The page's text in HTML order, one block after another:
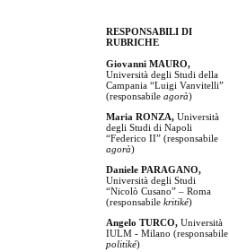
RESPONSABILI DI
RUBRICHE
Giovanni MAURO,
Università degli Studi della
Campania “Luigi Vanvitelli”
(responsabile agorà)
Maria RONZA, Università
degli Studi di Napoli
“Federico II” (responsabile
agorà)
Daniele PARAGANO,
Università degli Studi
“Nicolò Cusano” – Roma
(responsabile kritiké)
Angelo TURCO, Università
IULM - Milano (responsabile
politiké)